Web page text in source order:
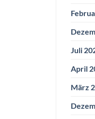
Juli
April
März